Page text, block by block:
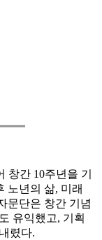
창간 10주년을 기
노년의 삶, 미래
문단은 창간 기념
유익했고, 기획
렸다.